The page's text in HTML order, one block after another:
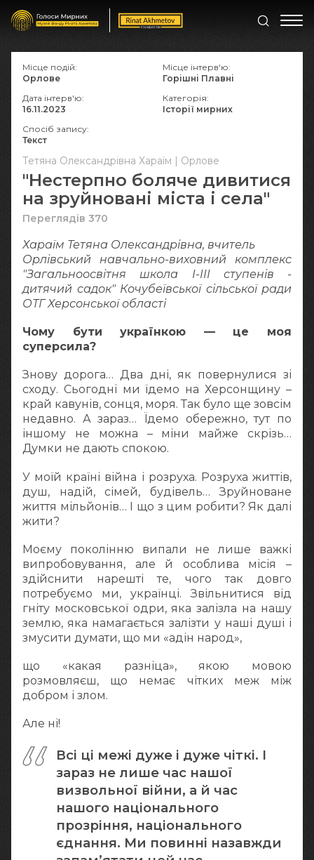
Тетяна Олександрівна Хараїм | Орлове
"Нестерпно боляче дивитися
на зруйновані міста і села"
Переглядів 370
Хараїм Тетяна Олександрівна, вчитель
Орлівський навчально-виховний комплекс
"Загальноосвітня школа І-ІІІ ступенів -
дитячий садок" Кочубеївської сільської ради
ОТГ Херсонської області
Чому бути українкою — це моя
суперсила?
Знову дорога… Два дні, як повернулися зі
сходу. Сьогодні ми їдемо на Херсонщину –
край кавунів, сонця, моря. Так було ще зовсім
недавно. А зараз… Їдемо обережно, тут по
іншому не можна – міни майже скрізь…
Думки не дають спокою.
У моїй країні війна і розруха. Розруха життів,
душ, надій, сімей, будівель… Зруйноване
життя мільйонів… І що з цим робити? Як далі
жити?
Моєму поколінню випали не лише важкі
випробовування, але й особлива місія –
здійснити нарешті те, чого так довго
потребуємо ми, українці. Звільнитися від
гніту московської одри, яка залізла на нашу
землю, яка намагається залізти у наші душі і
змусити думати, що ми «адін народ»,
що «какая разніца», якою мовою
розмовляєш, що немає чітких меж між
добром і злом.
Але ні!
Всі ці межі дуже і дуже чіткі. І
зараз не лише час нашої
визвольної війни, а й час
нашого національного
прозріння, національного
єднання. Ми повинні назавжди
Місце подій:
Орлове
Місце інтерв'ю:
Горішні Плавні
Дата інтерв'ю:
16.11.2023
Категорія:
Історії мирних
Спосіб запису:
Текст